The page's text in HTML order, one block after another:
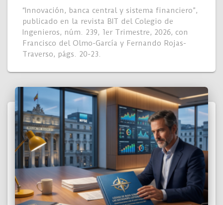
“Innovación, banca central y sistema financiero”,
publicado en la revista BIT del Colegio de
Ingenieros, núm. 239, 1er Trimestre, 2026, con
Francisco del Olmo-García y Fernando Rojas-
Traverso, págs. 20-23.